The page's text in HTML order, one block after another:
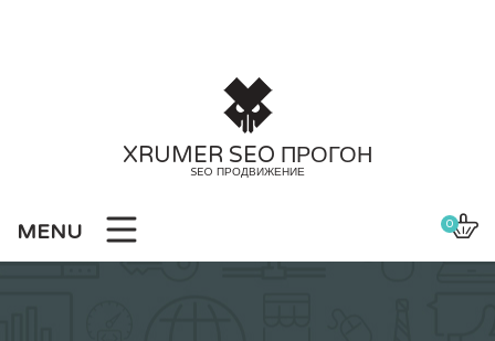
XRUMER SEO ПРОГОН
SEO ПРОДВИЖЕНИЕ
MENU 0